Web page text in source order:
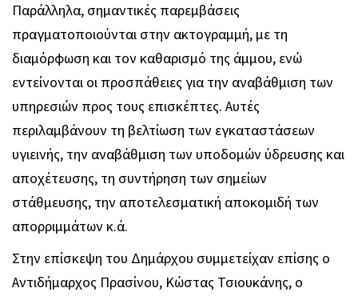
Παράλληλα, σημαντικές παρεμβάσεις
πραγματοποιούνται στην ακτογραμμή, με τη
διαμόρφωση και τον καθαρισμό της άμμου, ενώ
εντείνονται οι προσπάθειες για την αναβάθμιση των
υπηρεσιών προς τους επισκέπτες. Αυτές
περιλαμβάνουν τη βελτίωση των εγκαταστάσεων
υγιεινής, την αναβάθμιση των υποδομών ύδρευσης και
αποχέτευσης, τη συντήρηση των σημείων
στάθμευσης, την αποτελεσματική αποκομιδή των
απορριμμάτων κ.ά.
Στην επίσκεψη του Δημάρχου συμμετείχαν επίσης ο
Αντιδήμαρχος Πρασίνου, Κώστας Τσιουκάνης, ο